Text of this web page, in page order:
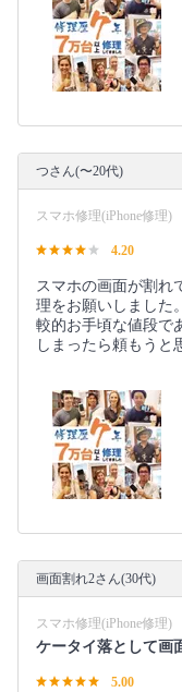
つさん(〜20代)
スマホ修理(iPhone修理)
4.20
スマホの画面が割れ
理をお願いしました
較的お手頃な値段で
しまったら頼もうと
画面割れ2さん(30代)
スマホ修理(iPhone修理)
ケータイ落として画
5.00